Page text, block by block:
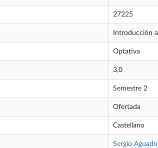
27225
Introducción
Optativa
3,0
Semestre 2
Ofertada
Castellano
Sergio